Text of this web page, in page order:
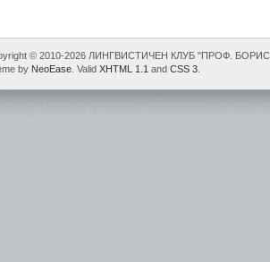
© 2010-2026 ЛИНГВИСТИЧЕН КЛУБ "ПРОФ.
by NeoEase . Valid XHTML 1.1 and CSS 3